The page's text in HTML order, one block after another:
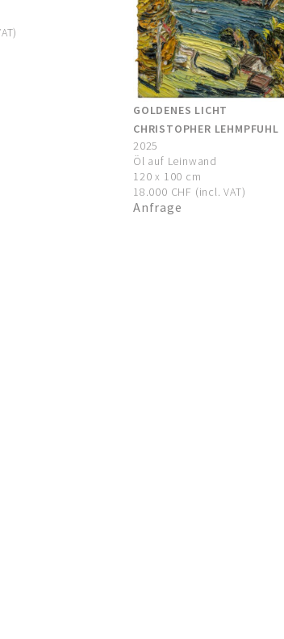
GOLDENES LICHT
CHRISTOPHER LEHMPFUHL
2025
Öl auf Leinwand
120 x 100 cm
18.000 CHF (incl. VAT)
Anfrage